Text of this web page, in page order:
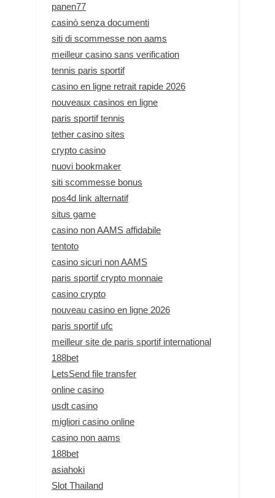
panen77
casinò senza documenti
siti di scommesse non aams
meilleur casino sans verification
tennis paris sportif
casino en ligne retrait rapide 2026
nouveaux casinos en ligne
paris sportif tennis
tether casino sites
crypto casino
nuovi bookmaker
siti scommesse bonus
pos4d link alternatif
situs game
casino non AAMS affidabile
tentoto
casino sicuri non AAMS
paris sportif crypto monnaie
casino crypto
nouveau casino en ligne 2026
paris sportif ufc
meilleur site de paris sportif international
188bet
LetsSend file transfer
online casino
usdt casino
migliori casino online
casino non aams
188bet
asiahoki
Slot Thailand